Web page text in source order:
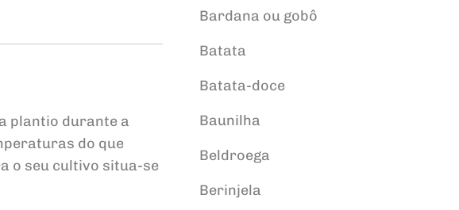
plantio durante a
do que
o seu cultivo situa-se
Bardana ou gobô
Batata
Batata-doce
Baunilha
Beldroega
Berinjela